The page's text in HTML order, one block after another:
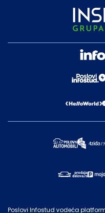
Poslovi Infostud vodeća